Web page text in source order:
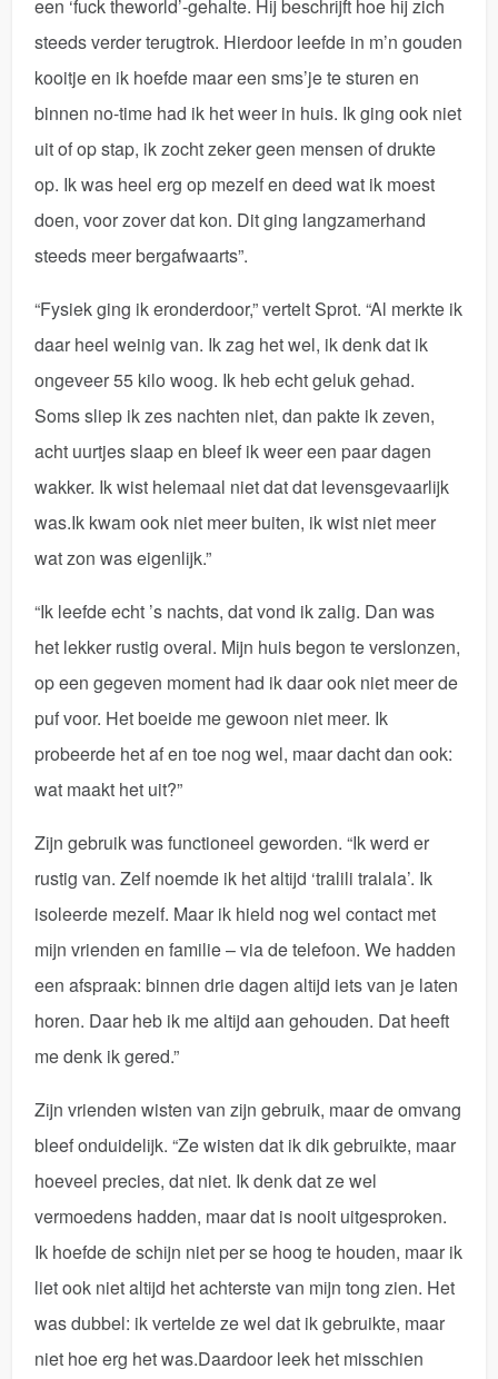
een ‘fuck theworld’-gehalte. Hij beschrijft hoe hij zich
steeds verder terugtrok. Hierdoor leefde in m’n gouden
kooitje en ik hoefde maar een sms’je te sturen en
binnen no-time had ik het weer in huis. Ik ging ook niet
uit of op stap, ik zocht zeker geen mensen of drukte
op. Ik was heel erg op mezelf en deed wat ik moest
doen, voor zover dat kon. Dit ging langzamerhand
steeds meer bergafwaarts”.
“Fysiek ging ik eronderdoor,” vertelt Sprot. “Al merkte ik
daar heel weinig van. Ik zag het wel, ik denk dat ik
ongeveer 55 kilo woog. Ik heb echt geluk gehad.
Soms sliep ik zes nachten niet, dan pakte ik zeven,
acht uurtjes slaap en bleef ik weer een paar dagen
wakker. Ik wist helemaal niet dat dat levensgevaarlijk
was.Ik kwam ook niet meer buiten, ik wist niet meer
wat zon was eigenlijk.”
“Ik leefde echt ’s nachts, dat vond ik zalig. Dan was
het lekker rustig overal. Mijn huis begon te verslonzen,
op een gegeven moment had ik daar ook niet meer de
puf voor. Het boeide me gewoon niet meer. Ik
probeerde het af en toe nog wel, maar dacht dan ook:
wat maakt het uit?”
Zijn gebruik was functioneel geworden. “Ik werd er
rustig van. Zelf noemde ik het altijd ‘tralili tralala’. Ik
isoleerde mezelf. Maar ik hield nog wel contact met
mijn vrienden en familie – via de telefoon. We hadden
een afspraak: binnen drie dagen altijd iets van je laten
horen. Daar heb ik me altijd aan gehouden. Dat heeft
me denk ik gered.”
Zijn vrienden wisten van zijn gebruik, maar de omvang
bleef onduidelijk. “Ze wisten dat ik dik gebruikte, maar
hoeveel precies, dat niet. Ik denk dat ze wel
vermoedens hadden, maar dat is nooit uitgesproken.
Ik hoefde de schijn niet per se hoog te houden, maar ik
liet ook niet altijd het achterste van mijn tong zien. Het
was dubbel: ik vertelde ze wel dat ik gebruikte, maar
niet hoe erg het was.Daardoor leek het misschien